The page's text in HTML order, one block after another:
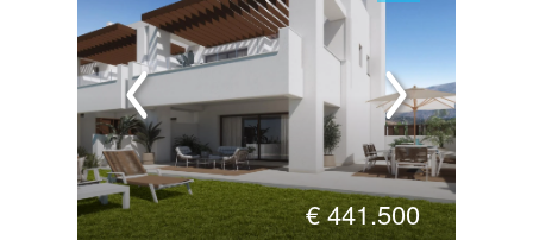
€441.500